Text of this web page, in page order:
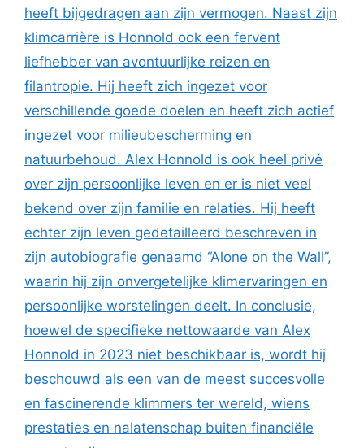
heeft bijgedragen aan zijn vermogen. Naast zijn
klimcarrière is Honnold ook een fervent
liefhebber van avontuurlijke reizen en
filantropie. Hij heeft zich ingezet voor
verschillende goede doelen en heeft zich actief
ingezet voor milieubescherming en
natuurbehoud. Alex Honnold is ook heel privé
over zijn persoonlijke leven en er is niet veel
bekend over zijn familie en relaties. Hij heeft
echter zijn leven gedetailleerd beschreven in
zijn autobiografie genaamd “Alone on the Wall”,
waarin hij zijn onvergetelijke klimervaringen en
persoonlijke worstelingen deelt. In conclusie,
hoewel de specifieke nettowaarde van Alex
Honnold in 2023 niet beschikbaar is, wordt hij
beschouwd als een van de meest succesvolle
en fascinerende klimmers ter wereld, wiens
prestaties en nalatenschap buiten financiële